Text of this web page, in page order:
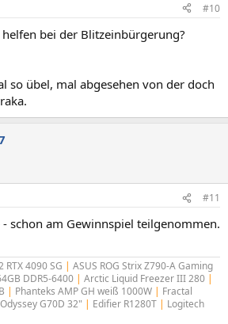
#10
bei der Blitzeinbürgerung?
so übel, mal abgesehen von der doch
#11
- schon am Gewinnspiel teilgenommen.
RTX 4090 SG | ASUS ROG Strix Z790-A Gaming
DDR5-6400 | Arctic Liquid Freezer III 280 |
| Phanteks AMP GH weiß 1000W | Fractal
G70D 32" | Edifier R1280T | Logitech